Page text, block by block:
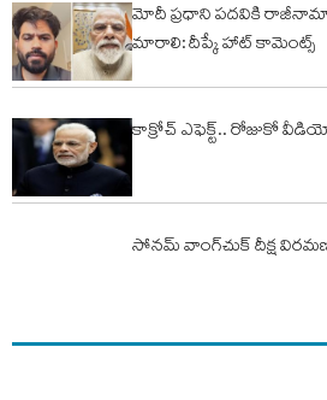
మోదీ ప్రధాని పదవికి రాజీనామా
మారాలి: దీప్కే హాట్ కామెంట్స్
కాక్రోచ్ ఎఫెక్ట్.. రోజుకో వీడియో
సోనమ్‌ వాంగ్‌చుక్‌ దీక్ష